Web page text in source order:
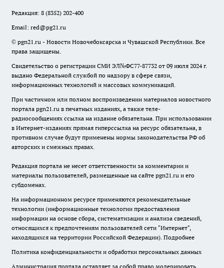
Редакция: 8 (8352) 202-400
Email: red@pg21.ru
© pgn21.ru - Новости Новочебоксарска и Чувашской Республики. Все
права защищены.
Свидетельство о регистрации СМИ ЭЛ№ФС77-87732 от 09 июля 2024 г.
выдано Федеральной службой по надзору в сфере связи,
информационных технологий и массовых коммуникаций.
При частичном или полном воспроизведении материалов новостного
портала pgn21.ru в печатных изданиях, а также теле-
радиосообщениях ссылка на издание обязательна. При использовании
в Интернет-изданиях прямая гиперссылка на ресурс обязательна, в
противном случае будут применены нормы законодательства РФ об
авторских и смежных правах.
Редакция портала не несет ответственности за комментарии и
материалы пользователей, размещенные на сайте pgn21.ru и его
субдоменах.
На информационном ресурсе применяются рекомендательные
технологии (информационные технологии предоставления
информации на основе сбора, систематизации и анализа сведений,
относящихся к предпочтениям пользователей сети "Интернет",
находящихся на территории Российской Федерации). Подробнее
Политика конфиденциальности и обработки персональных данных
Администрация портала оставляет за собой право модерировать